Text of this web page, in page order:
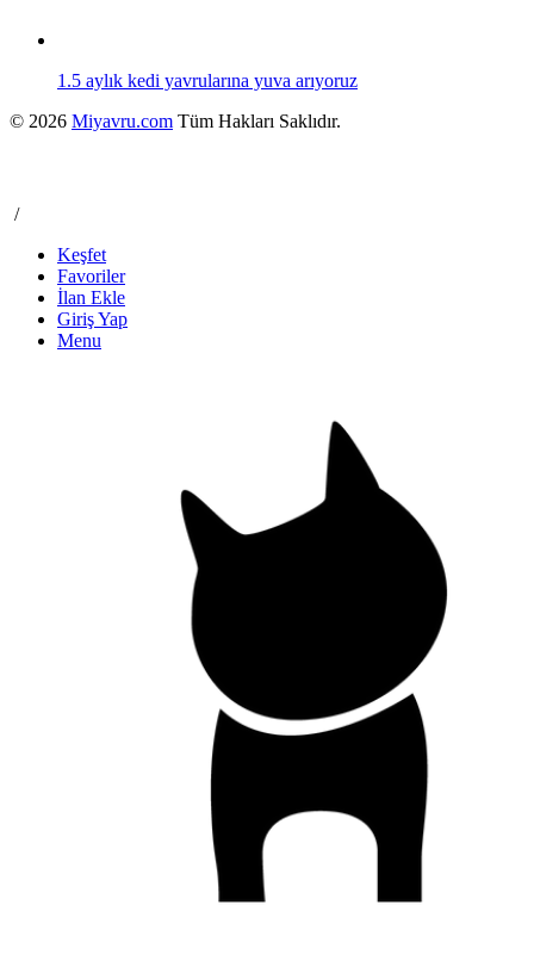
1.5 aylık kedi yavrularına yuva arıyoruz
© 2026 Miyavru.com Tüm Hakları Saklıdır.
/
Keşfet
Favoriler
İlan Ekle
Giriş Yap
Menu